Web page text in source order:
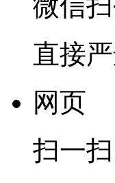
直接
网页
扫一扫